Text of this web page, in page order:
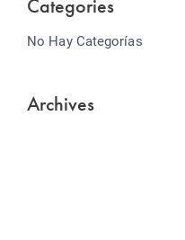
Categories
No Hay Categorías
Archives